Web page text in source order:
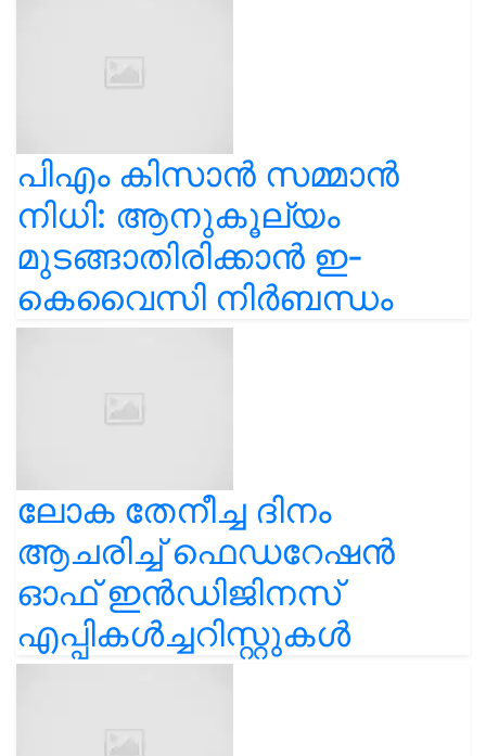
പിഎം കിസാൻ സമ്മാൻ
നിധി: ആനുകൂല്യം
മുടങ്ങാതിരിക്കാൻ ഇ-
കെവൈസി നിർബന്ധം
ലോക തേനീച്ച ദിനം
ആചരിച്ച് ഫെഡറേഷൻ
ഓഫ് ഇൻഡിജിനസ്
എപ്പികൾച്ചറിസ്റ്റുകൾ